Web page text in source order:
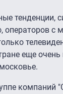
тенденции,
операторов с
еще
компаний